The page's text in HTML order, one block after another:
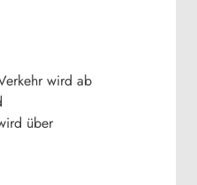
wird ab
über